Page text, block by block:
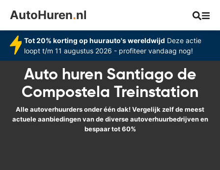
AutoHuren.nl
Tot 20% korting op huurauto's wereldwijd Deze actie
loopt t/m 11 augustus 2026 - profiteer vandaag nog!
Auto huren Santiago de
Compostela Treinstation
Alle autoverhuurders onder één dak! Vergelijk zelf de meest
actuele aanbiedingen van de diverse autoverhuurbedrijven en
bespaar tot 60%